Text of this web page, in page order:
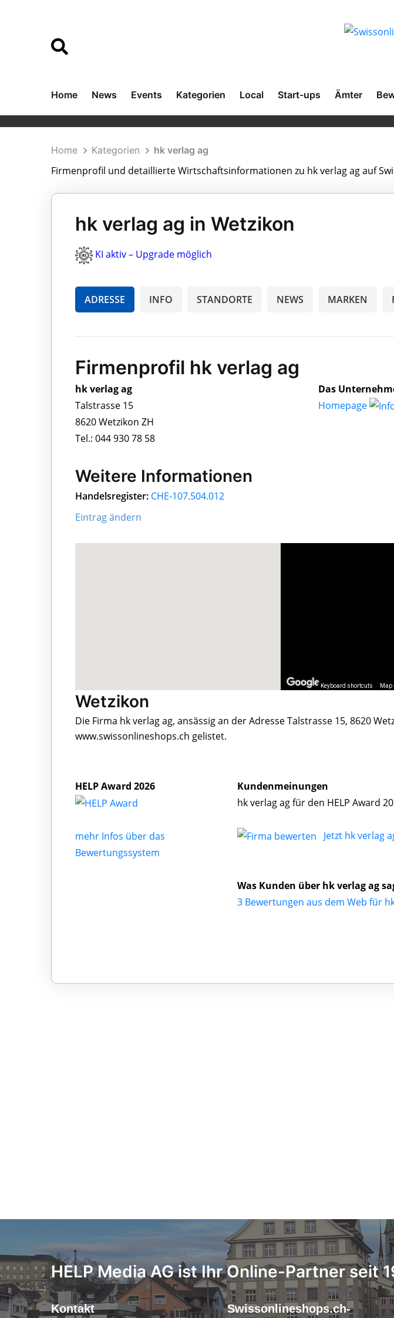
Home News Events Kategorien Local Start-ups Ämter
Home Kategorien hk verlag ag
Firmenprofil und detaillierte Wirtschaftsinformationen zu hk verlag ag auf
hk verlag ag in Wetzikon
KI aktiv – Upgrade möglich
ADRESSE INFO STANDORTE NEWS MARKEN
Firmenprofil hk verlag ag
hk verlag ag
Talstrasse 15
8620 Wetzikon ZH
Tel.: 044 930 78 58
Das
Homepage
Weitere Informationen
Handelsregister: CHE-107.504.012
Eintrag ändern
Keyboard shortcuts Map
Wetzikon
Die Firma hk verlag ag, ansässig an der Adresse Talstrasse 15, 8620
www.swissonlineshops.ch gelistet.
HELP Award 2026
mehr Infos über das
Bewertungssystem
Kundenmeinungen
hk verlag ag für den HELP Award
Jetzt hk verlag
Was Kunden über hk verlag ag
3 Bewertungen aus dem Web für
HELP Media AG ist Ihr Online-Partner seit
Kontakt Swissonlineshops.ch-